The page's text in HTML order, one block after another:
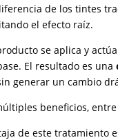
de los tintes
el efecto raíz.
se aplica y
El resultado es una
generar un cambio
beneficios, entre
de este tratamiento